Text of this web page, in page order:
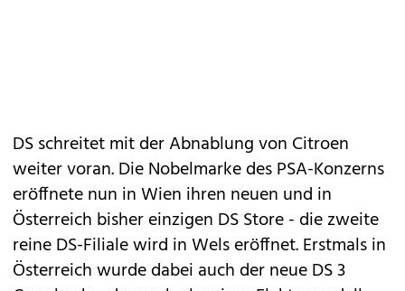
DSschreitet mit der Abnablung von Citroen
weiter voran. Die Nobelmarke des PSA-Konzerns
eröffnete nun in Wien ihren neuen und in
Österreich bisher einzigen DS Store - die zweite
reine DS-Filiale wird in Wels eröffnet. Erstmals in
Österreich wurde dabei auch der neueDS 3